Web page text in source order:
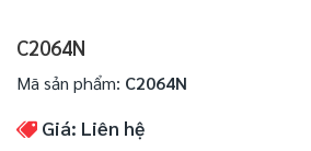
C2064N
Mã sản phẩm: C2064N
Giá: Liên hệ